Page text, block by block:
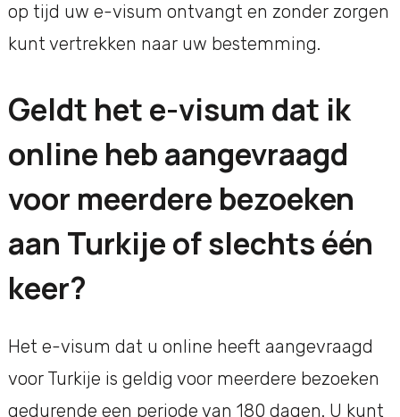
op tijd uw e-visum ontvangt en zonder zorgen
kunt vertrekken naar uw bestemming.
Geldt het e-visum dat ik
online heb aangevraagd
voor meerdere bezoeken
aan Turkije of slechts één
keer?
Het e-visum dat u online heeft aangevraagd
voor Turkije is geldig voor meerdere bezoeken
gedurende een periode van 180 dagen. U kunt